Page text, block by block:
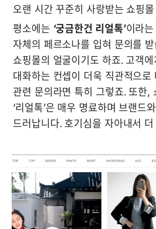
오랜 시간 꾸준히 사랑받는 쇼핑몰
평소에는 ‘궁금한건 리얼톡’이라
자체의 페르소나를 입혀 문의를
쇼핑몰의 얼굴이기도 하죠. 고객
대화하는 컨셉이 더욱 직관적으로
관련 문의라면 특히 그렇죠. 또한,
‘리얼톡’은 매우 명료하며 브랜드